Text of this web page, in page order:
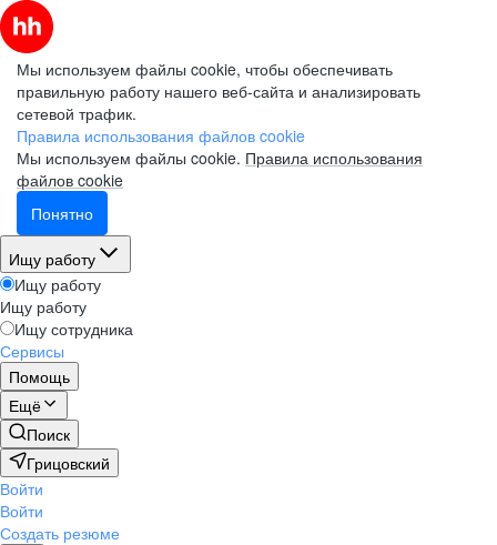
Мы используем файлы cookie, чтобы обеспечивать
правильную работу нашего веб-сайта и анализировать
сетевой трафик.
Правила использования файлов cookie
Мы используем файлы cookie. Правила использования
файлов cookie
Понятно
Ищу работу
Ищу работу
Ищу работу
Ищу сотрудника
Сервисы
Помощь
Ещё
Поиск
Грицовский
Войти
Войти
Создать резюме